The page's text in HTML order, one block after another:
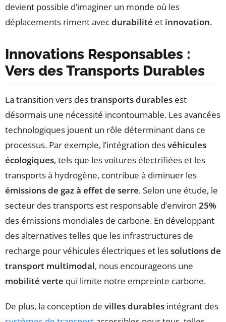
devient possible d’imaginer un monde où les
déplacements riment avecdurabilité et innovation.
Innovations Responsables :
Vers des Transports Durables
La transition vers destransports durables est
désormais une nécessité incontournable. Les avancées
technologiques jouent un rôle déterminant dans ce
processus. Par exemple, l’intégration desvéhicules
écologiques, tels que les voitures électrifiées et les
transports à hydrogène, contribue à diminuer les
émissions de gaz à effet de serre. Selon une étude, le
secteur des transports est responsable d’environ 25%
des émissions mondiales de carbone. En développant
des alternatives telles que les infrastructures de
recharge pour véhicules électriques et lessolutions de
transport multimodal, nous encourageons une
mobilité verte qui limite notre empreinte carbone.
De plus, la conception de villes durables intégrant des